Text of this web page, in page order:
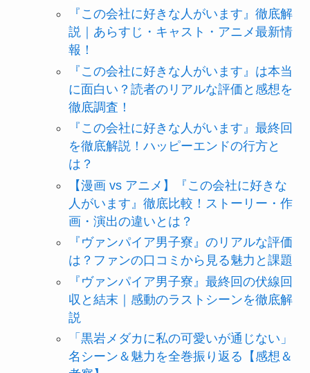
『この会社に好きな人がいます』徹底解
説｜あらすじ・キャスト・アニメ最新情
報！
『この会社に好きな人がいます』は本当
に面白い？読者のリアルな評価と感想を
徹底調査！
『この会社に好きな人がいます』最終回
を徹底解説！ハッピーエンドの行方と
は？
【漫画 vs アニメ】『この会社に好きな
人がいます』徹底比較！ストーリー・作
画・演出の違いとは？
『ヴァンパイア男子寮』のリアルな評価
は？ファンの口コミから見る魅力と課題
『ヴァンパイア男子寮』最終回の伏線回
収と結末｜感動のラストシーンを徹底解
説
「黒岩メダカに私の可愛いが通じない」
名シーン＆魅力を全巻振り返る【感想＆